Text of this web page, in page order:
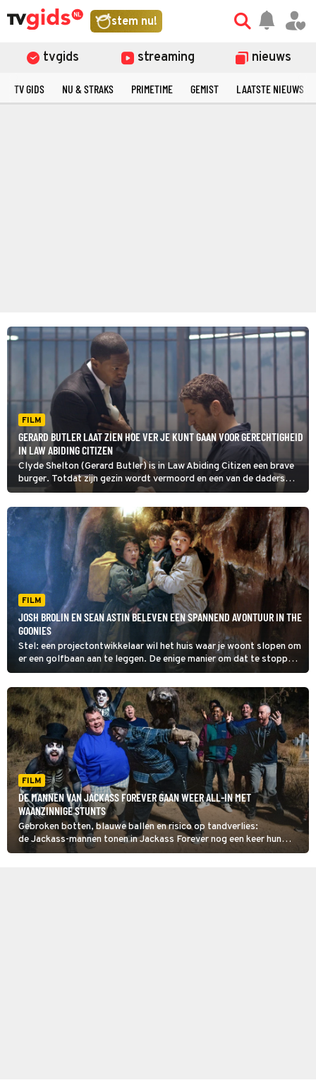
stem nu!
tvgids streaming nieuws
TV GIDS NU & STRAKS PRIMETIME GEMIST LAATSTE NIEUWS
FILM
GERARD BUTLER LAAT ZIEN HOE VER JE KUNT GAAN VOOR GERECHTIGHEID
IN LAW ABIDING CITIZEN
Clyde Shelton (Gerard Butler) is in Law Abiding Citizen een brave
burger. Totdat zijn gezin wordt vermoord en een van de daders
binnen een mum van tijd weer op vrije voeten staat.
FILM
JOSH BROLIN EN SEAN ASTIN BELEVEN EEN SPANNEND AVONTUUR IN THE
GOONIES
Stel: een projectontwikkelaar wil het huis waar je woont slopen om
er een golfbaan aan te leggen. De enige manier om dat te stoppen
is met een bak geld op de proppen te komen. Net op dat moment
vind je een schatkaart. Wat doe je? De karakters uit The
Goonies hebben wel een idee.
FILM
DE MANNEN VAN JACKASS FOREVER GAAN WEER ALL-IN MET
WAANZINNIGE STUNTS
Gebroken botten, blauwe ballen en risico op tandverlies:
de Jackass-mannen tonen in Jackass Forever nog een keer hun
dwaze kunsten.